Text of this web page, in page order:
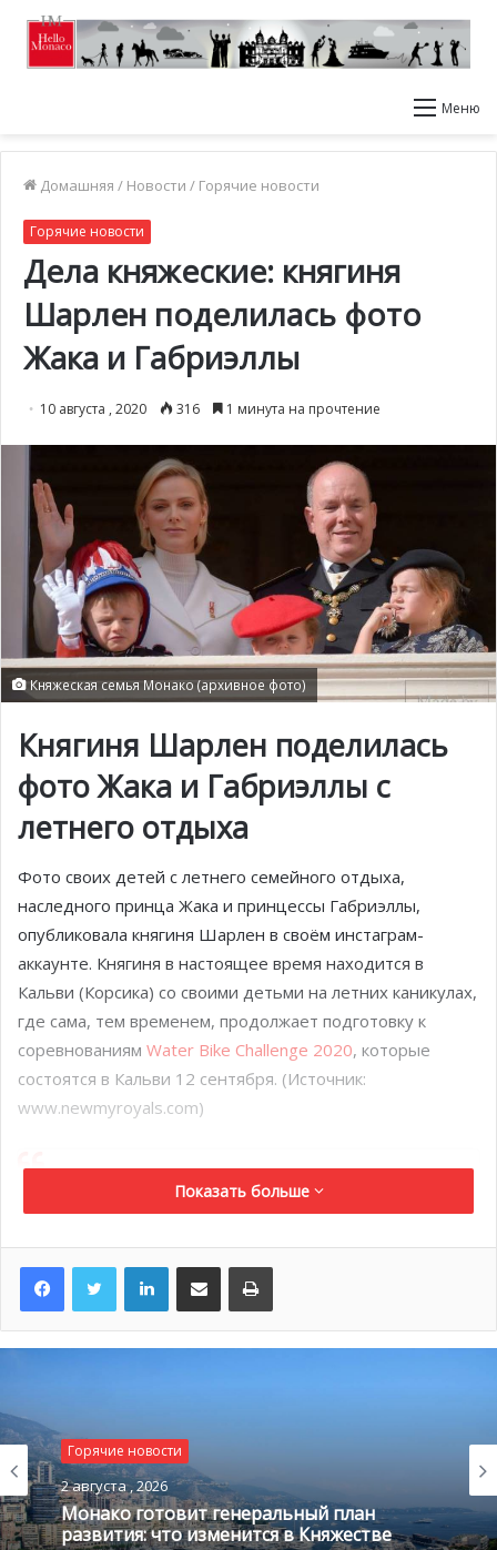
Меню
Домашняя / Новости / Горячие новости
Горячие новости
Дела княжеские: княгиня
Шарлен поделилась фото
Жака и Габриэллы
10 августа , 2020 316 1 минута на прочтение
Княжеская семья Монако (архивное фото)
Княгиня Шарлен поделилась
фото Жака и Габриэллы с
летнего отдыха
Фото своих детей с летнего семейного отдыха,
наследного принца Жака и принцессы Габриэллы,
опубликовала княгиня Шарлен в своём инстаграм-
аккаунте. Княгиня в настоящее время находится в
Кальви (Корсика) со своими детьми на летних каникулах,
где сама, тем временем, продолжает подготовку к
соревнованиям Water Bike Challenge 2020, которые
состоятся в Кальви 12 сентября. (Источник:
www.newmyroyals.com)
View this post on Instagram
Показать больше
LinkedInПоделиться по электронной почте Распечатать
Горячие новости
2 августа , 2026
Монако готовит генеральный план
развития: что изменится в Княжестве